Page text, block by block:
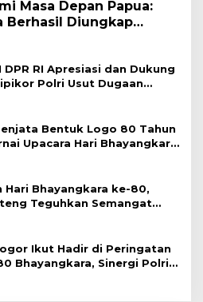
Masa Depan Papua:
Berhasil Diungkap
DPR RI Apresiasi dan Dukung
Polri Usut Dugaan
Bara
Bentuk Logo 80 Tahun
Upacara Hari Bhayangkara
Hari Bhayangkara ke-80,
Teguhkan Semangat
dan Pererat Kebersamaan
Ikut Hadir di Peringatan
Bhayangkara, Sinergi Polri
Bogor Jadi Kunci Menjaga